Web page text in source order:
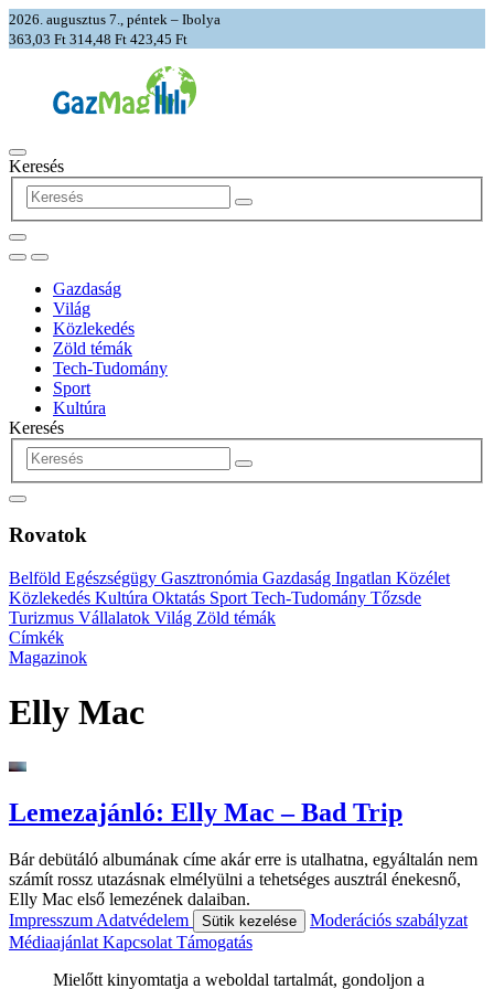
2026. augusztus 7., péntek – Ibolya
363,03 Ft 314,48 Ft 423,45 Ft
Keresés
Gazdaság
Világ
Közlekedés
Zöld témák
Tech-Tudomány
Sport
Kultúra
Keresés
Rovatok
Belföld Egészségügy Gasztronómia Gazdaság Ingatlan Közélet
Közlekedés Kultúra Oktatás Sport Tech-Tudomány Tőzsde
Turizmus Vállalatok Világ Zöld témák
Címkék
Magazinok
Elly Mac
Lemezajánló: Elly Mac – Bad Trip
Bár debütáló albumának címe akár erre is utalhatna, egyáltalán nem
számít rossz utazásnak elmélyülni a tehetséges ausztrál énekesnő,
Elly Mac első lemezének dalaiban.
Impresszum Adatvédelem Sütik kezelése
Moderációs szabályzat
Médiaajánlat Kapcsolat Támogatás
Mielőtt kinyomtatja a weboldal tartalmát, gondoljon a